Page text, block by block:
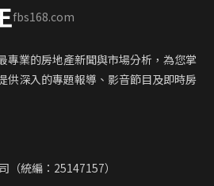
fbs168.com
專業的房地產新聞與市場分析，為您掌
供深入的專題報導、影音節目及即時房
（統編：25147157）